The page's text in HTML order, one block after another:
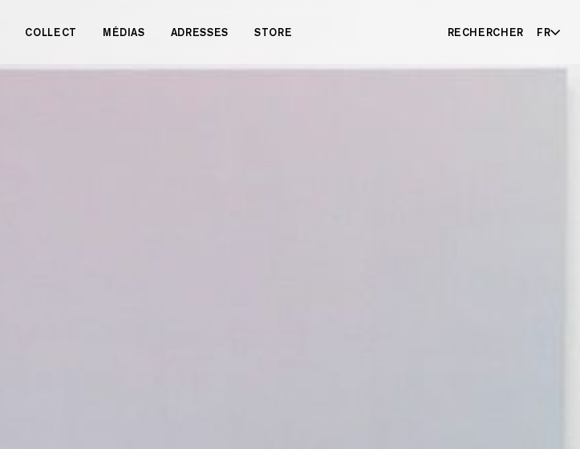
COLLECT MÉDIAS ADRESSES STORE RECHERCHER FR